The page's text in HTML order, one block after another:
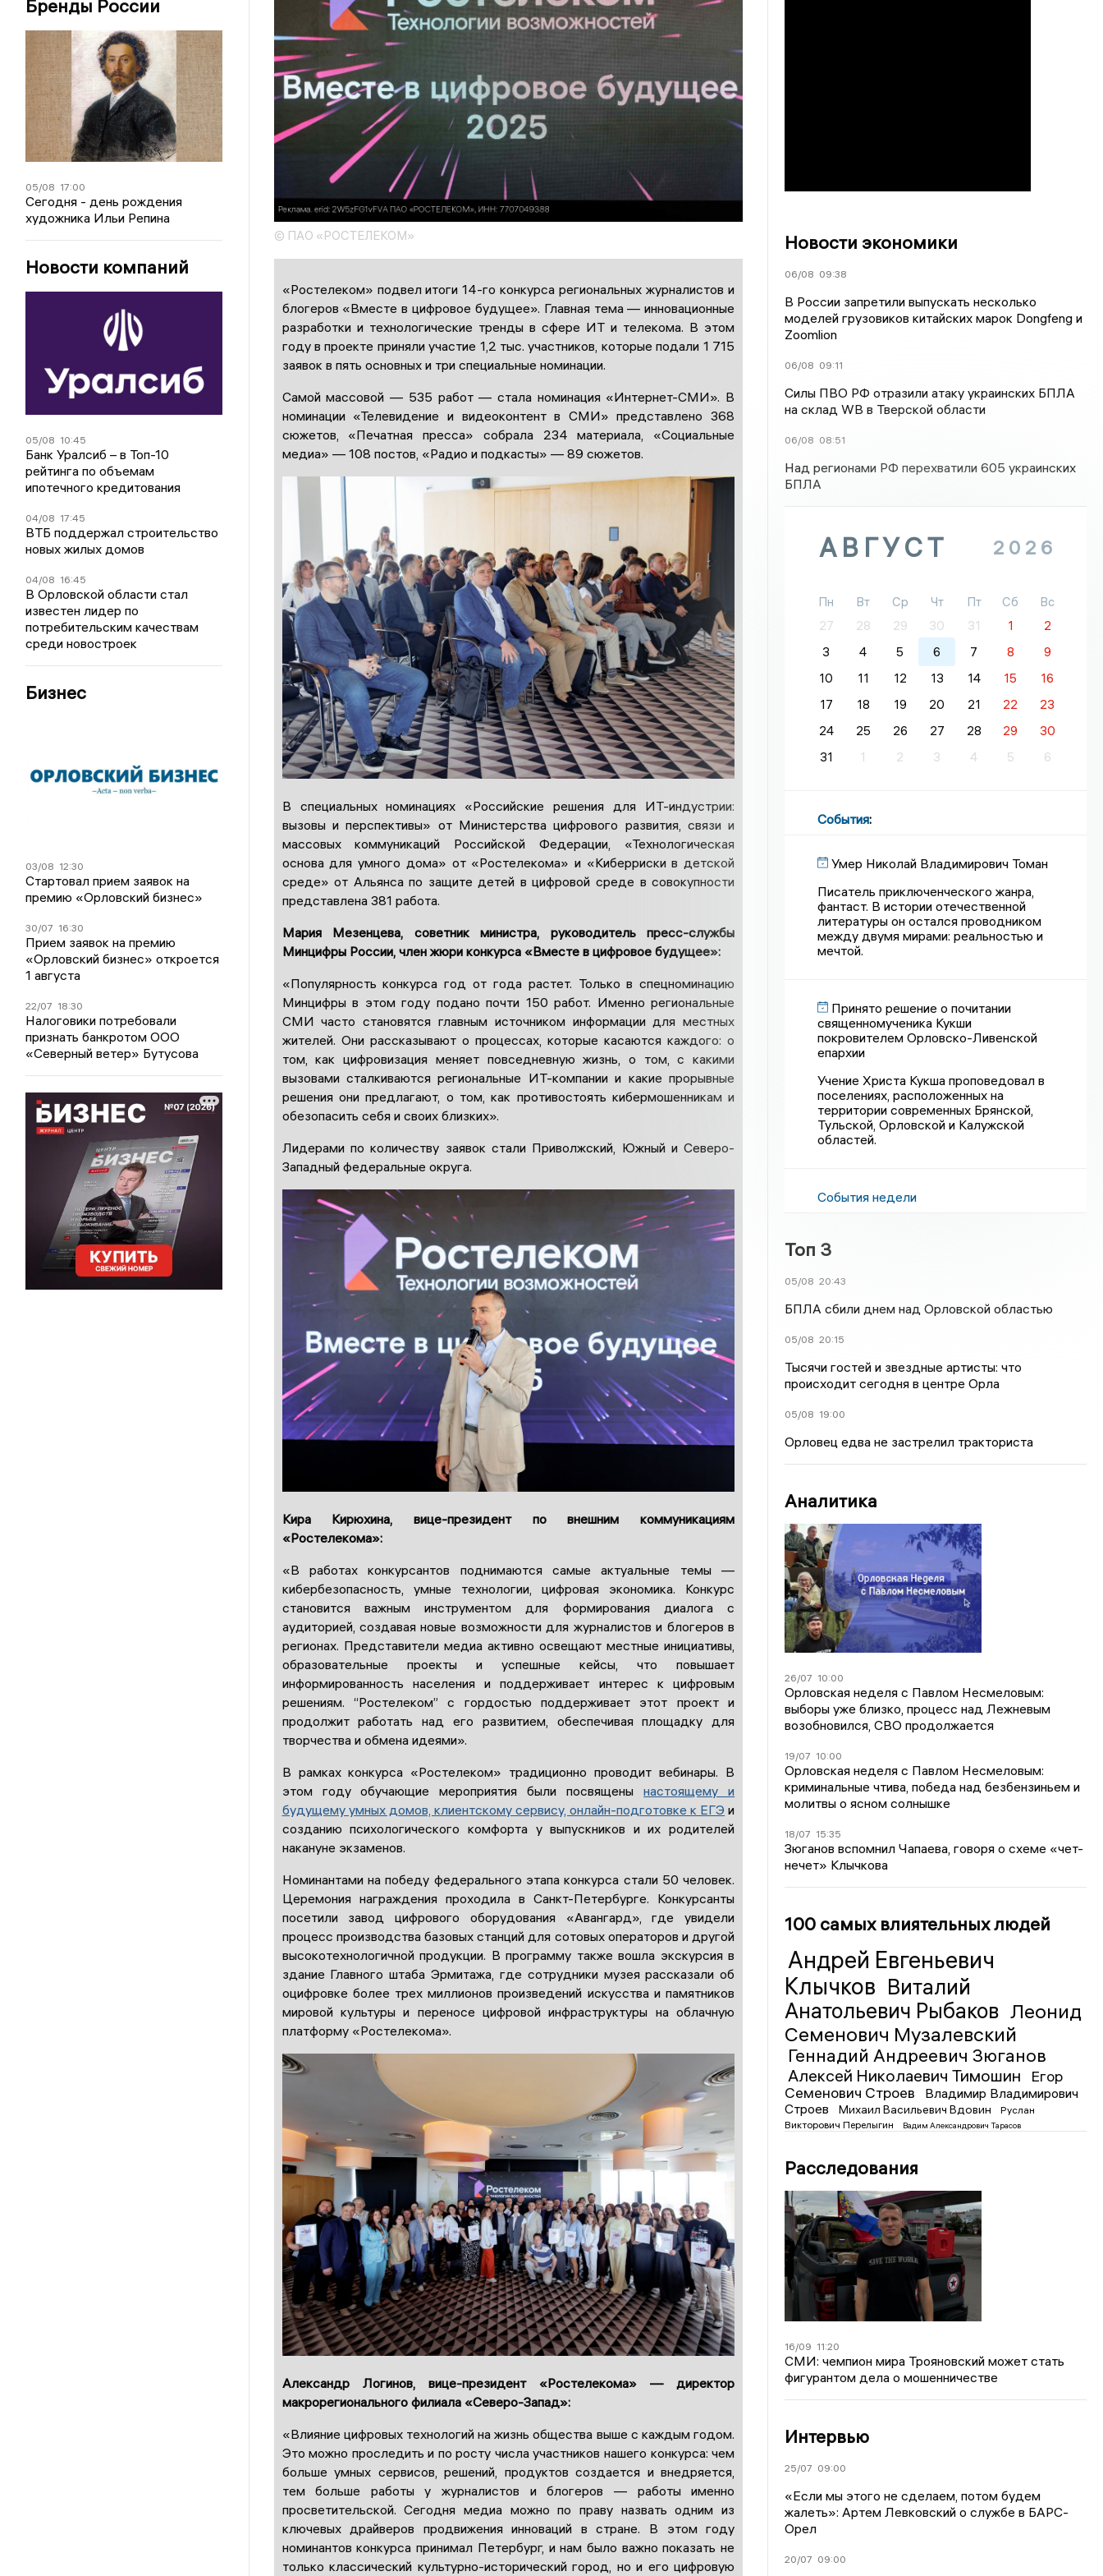
Бренды России
05/08 17:00
Сегодня - день рождения
художника Ильи Репина
Новости компаний
05/08 10:45
Банк Уралсиб – в Топ-10
рейтинга по объемам
ипотечного кредитования
04/08 17:45
ВТБ поддержал строительство
новых жилых домов
04/08 16:45
В Орловской области стал
известен лидер по
потребительским качествам
среди новостроек
Бизнес
03/08 12:30
Стартовал прием заявок на
премию «Орловский бизнес»
30/07 16:30
Прием заявок на премию
«Орловский бизнес» откроется
1 августа
22/07 18:30
Налоговики потребовали
признать банкротом ООО
«Северный ветер» Бутусова
© ПАО «РОСТЕЛЕКОМ»
«Ростелеком» подвел итоги 14-го конкурса региональных журналистов и
блогеров «Вместе в цифровое будущее». Главная тема — инновационные
разработки и технологические тренды в сфере ИТ и телекома. В этом
году в проекте приняли участие 1,2 тыс. участников, которые подали 1 715
заявок в пять основных и три специальные номинации.
Самой массовой — 535 работ — стала номинация «Интернет-СМИ». В
номинации «Телевидение и видеоконтент в СМИ» представлено 368
сюжетов, «Печатная пресса» собрала 234 материала, «Социальные
медиа» — 108 постов, «Радио и подкасты» — 89 сюжетов.
В специальных номинациях «Российские решения для ИТ-индустрии:
вызовы и перспективы» от Министерства цифрового развития, связи и
массовых коммуникаций Российской Федерации, «Технологическая
основа для умного дома» от «Ростелекома» и «Киберриски в детской
среде» от Альянса по защите детей в цифровой среде в совокупности
представлена 381 работа.
Мария Мезенцева, советник министра, руководитель пресс-службы
Минцифры России, член жюри конкурса «Вместе в цифровое будущее»:
«Популярность конкурса год от года растет. Только в спецноминацию
Минцифры в этом году подано почти 150 работ. Именно региональные
СМИ часто становятся главным источником информации для местных
жителей. Они рассказывают о процессах, которые касаются каждого: о
том, как цифровизация меняет повседневную жизнь, о том, с какими
вызовами сталкиваются региональные ИТ-компании и какие прорывные
решения они предлагают, о том, как противостоять кибермошенникам и
обезопасить себя и своих близких».
Лидерами по количеству заявок стали Приволжский, Южный и Северо-
Западный федеральные округа.
Кира Кирюхина, вице-президент по внешним коммуникациям
«Ростелекома»:
«В работах конкурсантов поднимаются самые актуальные темы —
кибербезопасность, умные технологии, цифровая экономика. Конкурс
становится важным инструментом для формирования диалога с
аудиторией, создавая новые возможности для журналистов и блогеров в
регионах. Представители медиа активно освещают местные инициативы,
образовательные проекты и успешные кейсы, что повышает
информированность населения и поддерживает интерес к цифровым
решениям. “Ростелеком” с гордостью поддерживает этот проект и
продолжит работать над его развитием, обеспечивая площадку для
творчества и обмена идеями».
В рамках конкурса «Ростелеком» традиционно проводит вебинары. В
этом году обучающие мероприятия были посвященынастоящему и
будущему умных домов, клиентскому сервису, онлайн-подготовке к ЕГЭ и
созданию психологического комфорта у выпускников и их родителей
накануне экзаменов.
Номинантами на победу федерального этапа конкурса стали 50 человек.
Церемония награждения проходила в Санкт-Петербурге. Конкурсанты
посетили завод цифрового оборудования «Авангард», где увидели
процесс производства базовых станций для сотовых операторов и другой
высокотехнологичной продукции. В программу также вошла экскурсия в
здание Главного штаба Эрмитажа, где сотрудники музея рассказали об
оцифровке более трех миллионов произведений искусства и памятников
мировой культуры и переносе цифровой инфраструктуры на облачную
платформу «Ростелекома».
Александр Логинов, вице-президент «Ростелекома» — директор
макрорегионального филиала «Северо-Запад»:
«Влияние цифровых технологий на жизнь общества выше с каждым годом.
Это можно проследить и по росту числа участников нашего конкурса: чем
больше умных сервисов, решений, продуктов создается и внедряется,
тем больше работы у журналистов и блогеров — работы именно
просветительской. Сегодня медиа можно по праву назвать одним из
ключевых драйверов продвижения инноваций в стране. В этом году
номинантов конкурса принимал Петербург, и нам было важно показать не
только классический культурно-исторический город, но и его цифровую
Новости экономики
06/08 09:38
В России запретили выпускать несколько
моделей грузовиков китайских марок Dongfeng и
Zoomlion
06/08 09:11
Силы ПВО РФ отразили атаку украинских БПЛА
на склад WB в Тверской области
06/08 08:51
Над регионами РФ перехватили 605 украинских
БПЛА
АВГУСТ 2026
Пн Вт Ср Чт Пт Сб
Вс
27
28 29 30 31 1
2
3
4 5 6 7 8
9
10
11 12 13 14 15
16
17
18 19 20 21 22
23
24
25 26 27 28 29
30
31
1 2 3 4 5 6
События:
Умер Николай Владимирович Томан
Писатель приключенческого жанра,
фантаст. В истории отечественной
литературы он остался проводником
между двумя мирами: реальностью и
мечтой.
Принято решение о почитании
священномученика Кукши
покровителем Орловско-Ливенской
епархии
Учение Христа Кукша проповедовал в
поселениях, расположенных на
территории современных Брянской,
Тульской, Орловской и Калужской
областей.
События недели
Топ 3
05/08 20:43
БПЛА сбили днем над Орловской областью
05/08 20:15
Тысячи гостей и звездные артисты: что
происходит сегодня в центре Орла
05/08 19:00
Орловец едва не застрелил тракториста
Аналитика
26/07 10:00
Орловская неделя с Павлом Несмеловым:
выборы уже близко, процесс над Лежневым
возобновился, СВО продолжается
19/07 10:00
Орловская неделя с Павлом Несмеловым:
криминальные чтива, победа над безбензиньем и
молитвы о ясном солнышке
18/07 15:35
Зюганов вспомнил Чапаева, говоря о схеме «чет-
нечет» Клычкова
100 самых влиятельных людей
Андрей Евгеньевич
Клычков Виталий
Анатольевич Рыбаков Леонид
Семенович Музалевский
Геннадий Андреевич Зюганов
Алексей Николаевич Тимошин
Егор
Семенович Строев
Владимир Владимирович
Строев
Михаил Васильевич Вдовин
Руслан
Викторович Перелыгин
Вадим Александрович Тарасов
Расследования
16/09 11:20
СМИ: чемпион мира Трояновский может стать
фигурантом дела о мошенничестве
Интервью
25/07 09:00
«Если мы этого не сделаем, потом будем
жалеть»: Артем Левковский о службе в БАРС-
Орел
20/07 09:00